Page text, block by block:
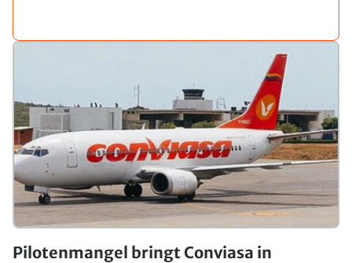
Pilotenmangel bringt Conviasa in